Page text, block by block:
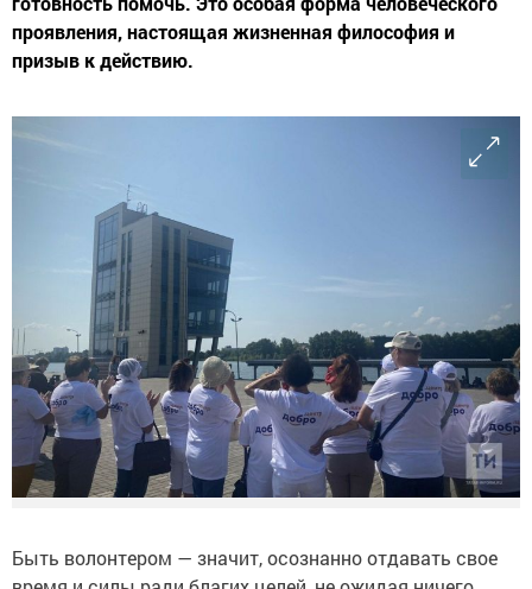
проявления, настоящая жизненная философия и
призыв к действию.
Быть волонтером — значит, осознанно отдавать свое